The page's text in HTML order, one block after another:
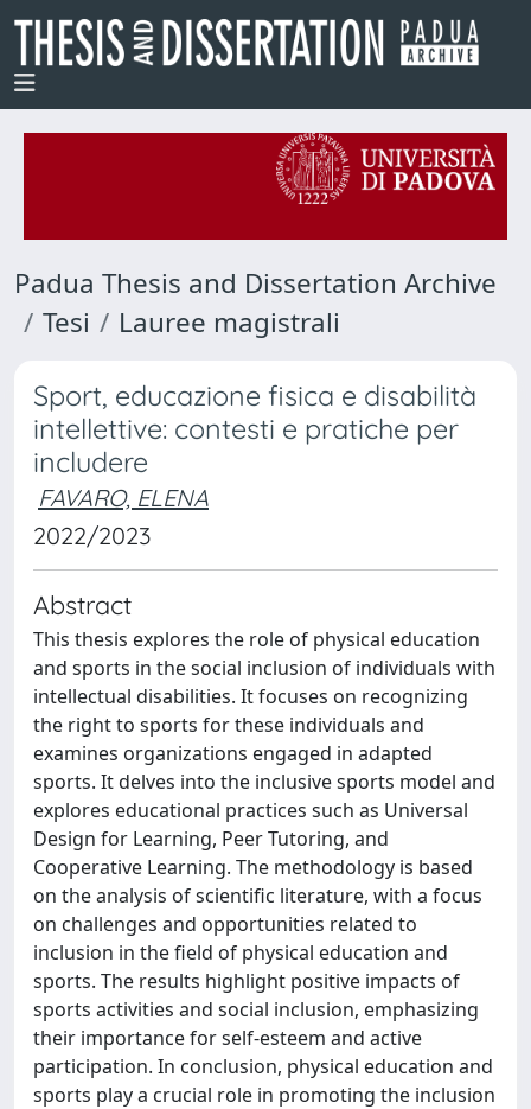
Padua Thesis and Dissertation Archive
Tesi
Lauree magistrali
Sport, educazione fisica e disabilità
intellettive: contesti e pratiche per
includere
FAVARO, ELENA
2022/2023
Abstract
This thesis explores the role of physical education
and sports in the social inclusion of individuals with
intellectual disabilities. It focuses on recognizing
the right to sports for these individuals and
examines organizations engaged in adapted
sports. It delves into the inclusive sports model and
explores educational practices such as Universal
Design for Learning, Peer Tutoring, and
Cooperative Learning. The methodology is based
on the analysis of scientific literature, with a focus
on challenges and opportunities related to
inclusion in the field of physical education and
sports. The results highlight positive impacts of
sports activities and social inclusion, emphasizing
their importance for self-esteem and active
participation. In conclusion, physical education and
sports play a crucial role in promoting the inclusion